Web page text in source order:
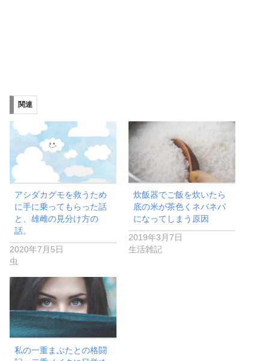
関連
アシダカグモを救うため
に手に乗ってもらった話
と、雄雌の見分け方の
話。
2020年7月5日
虫
炊飯器でご飯を炊いたら
底の米が茶色くネバネバ
になってしまう原因
2019年3月7日
生活雑記
私の一重まぶたとの格闘